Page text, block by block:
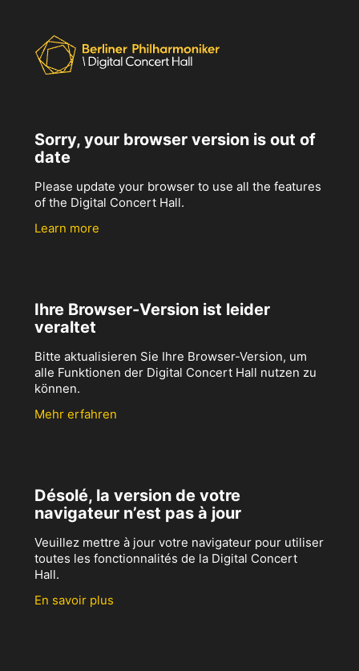
Sorry, your browser version is out of
date
Please update your browser to use all the features
of the Digital Concert Hall.
Learn more
Ihre Browser-Version ist leider
veraltet
Bitte aktualisieren Sie Ihre Browser-Version, um
alle Funktionen der Digital Concert Hall nutzen zu
können.
Mehr erfahren
Désolé, la version de votre
navigateur n’est pas à jour
Veuillez mettre à jour votre navigateur pour utiliser
toutes les fonctionnalités de la Digital Concert
Hall.
En savoir plus